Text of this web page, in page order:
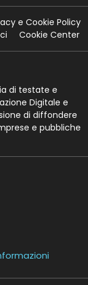
e Cookie Policy
Cookie Center
di testate e
Digitale e
di diffondere
e pubbliche